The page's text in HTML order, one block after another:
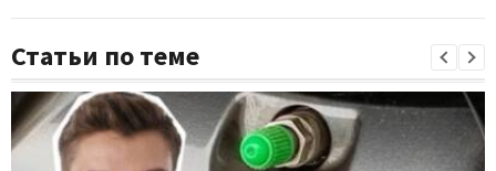
Статьи по теме